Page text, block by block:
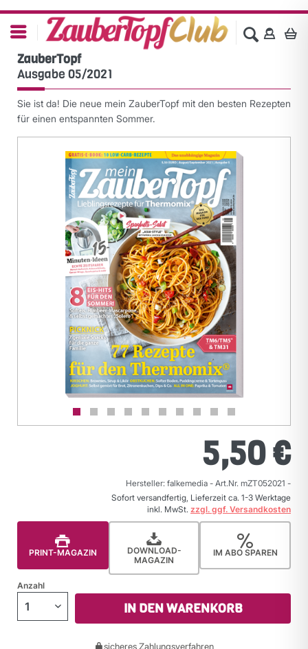
ZauberTopf
Ausgabe 05/2021
Sie ist da! Die neue mein ZauberTopf mit den besten Rezepten
für einen entspannten Sommer.
5,50 €
Hersteller: falkemedia - Art.Nr. mZT052021 -
Sofort versandfertig, Lieferzeit ca. 1-3 Werktage
inkl. MwSt. zzgl. ggf. Versandkosten
PRINT-MAGAZIN
DOWNLOAD-
MAGAZIN
IM ABO SPAREN
Anzahl
IN DEN WARENKORB
sicheres Zahlungsverfahren